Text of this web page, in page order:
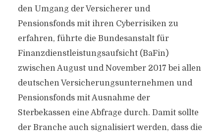
den Umgang der Versicherer und
Pensionsfonds mit ihren Cyberrisiken zu
erfahren, führte die Bundesanstalt für
Finanzdienstleistungsaufsicht (BaFin)
zwischen August und November 2017 bei allen
deutschen Versicherungsunternehmen und
Pensionsfonds mit Ausnahme der
Sterbekassen eine Abfrage durch. Damit sollte
der Branche auch signalisiert werden, dass die